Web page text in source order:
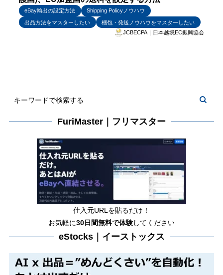
eBay輸出の設定方法
Shipping Policyノウハウ
出品方法をマスターしたい
梱包・発送ノウハウをマスターしたい
JCBECPA｜日本越境EC振興協会
FuriMaster｜フリマスター
仕入元URLを貼るだけ！
お気軽に30日間無料で体験してください
eStocks｜イーストックス